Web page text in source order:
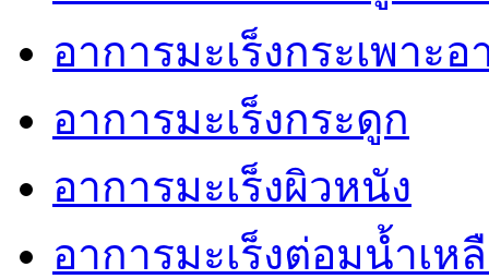
อาการมะเร็งกระเพาะอ
อาการมะเร็งกระดูก
อาการมะเร็งผิวหนัง
อาการมะเร็งต่อมน้ำเห